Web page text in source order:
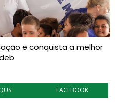
e conquista a melhor
FACEBOOK